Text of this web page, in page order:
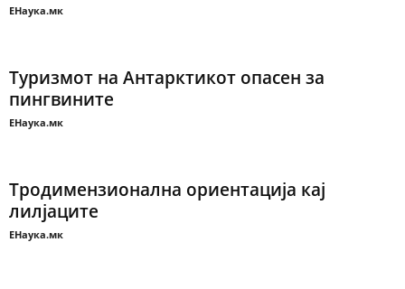
ЕНаука.мк
Туризмот на Антарктикот опасен за
пингвините
ЕНаука.мк
Тродимензионална ориентација кај
лилјаците
ЕНаука.мк